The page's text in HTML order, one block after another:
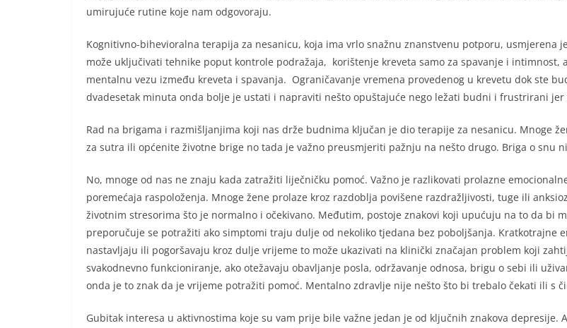
umirujuće rutine koje nam odgovoraju.
Kognitivno-bihevioralna terapija za nesanicu, koja ima vrlo snažnu znanstvenu potporu, usmjerena
može uključivati tehnike poput kontrole podražaja, korištenje kreveta samo za spavanje i
mentalnu vezu između kreveta i spavanja. Ograničavanje vremena provedenog u krevetu dok ste
dvadesetak minuta onda bolje je ustati i napraviti nešto opuštajuće nego ležati budni i frustrirani
Rad na brigama i razmišljanjima koji nas drže budnima ključan je dio terapije za nesanicu. Mnoge
za sutra ili općenite životne brige no tada je važno preusmjeriti pažnju na nešto drugo. Briga o snu
No, mnoge od nas ne znaju kada zatražiti liječničku pomoć. Važno je razlikovati prolazne
poremećaja raspoloženja. Mnoge žene prolaze kroz razdoblja povišene razdražljivosti, tuge ili
životnim stresorima što je normalno i očekivano. Međutim, postoje znakovi koji upućuju na to da bi
preporučuje se potražiti ako simptomi traju dulje od nekoliko tjedana bez poboljšanja. Kratkotrajne
nastavljaju ili pogoršavaju kroz dulje vrijeme to može ukazivati na klinički značajan problem koji
svakodnevno funkcioniranje, ako otežavaju obavljanje posla, održavanje odnosa, brigu o sebi ili
onda je to znak da je vrijeme potražiti pomoć. Mentalno zdravlje nije nešto što bi trebalo čekati ili s
Gubitak interesa u aktivnostima koje su vam prije bile važne jedan je od ključnih znakova